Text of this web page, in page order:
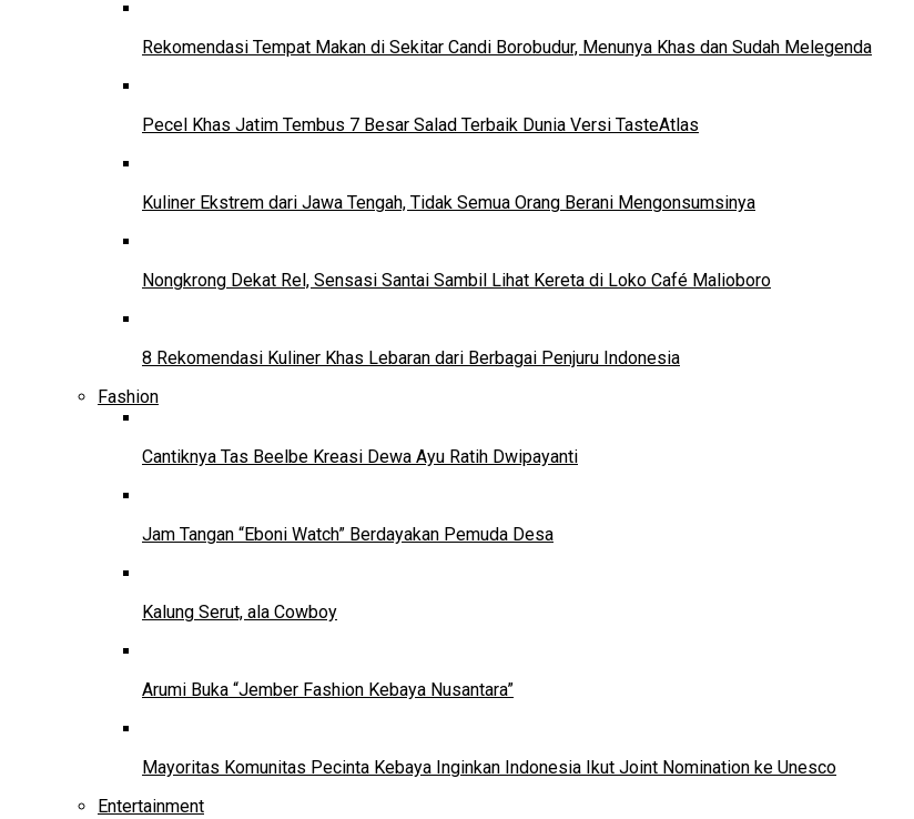
Rekomendasi Tempat Makan di Sekitar Candi Borobudur, Menunya Khas dan Sudah Melegenda
Pecel Khas Jatim Tembus 7 Besar Salad Terbaik Dunia Versi TasteAtlas
Kuliner Ekstrem dari Jawa Tengah, Tidak Semua Orang Berani Mengonsumsinya
Nongkrong Dekat Rel, Sensasi Santai Sambil Lihat Kereta di Loko Café Malioboro
8 Rekomendasi Kuliner Khas Lebaran dari Berbagai Penjuru Indonesia
Fashion
Cantiknya Tas Beelbe Kreasi Dewa Ayu Ratih Dwipayanti
Jam Tangan “Eboni Watch” Berdayakan Pemuda Desa
Kalung Serut, ala Cowboy
Arumi Buka “Jember Fashion Kebaya Nusantara”
Mayoritas Komunitas Pecinta Kebaya Inginkan Indonesia Ikut Joint Nomination ke Unesco
Entertainment